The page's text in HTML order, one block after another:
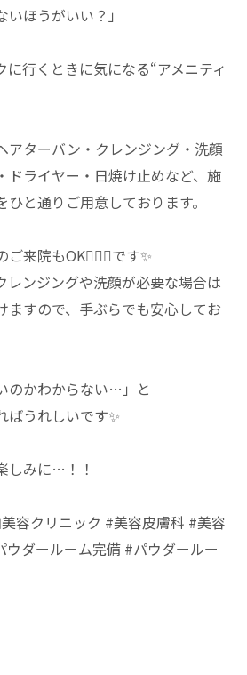
いほうがいい？」
に行くときに気になる“アメニティ
アターバン・クレンジング・洗顔
ドライヤー・日焼け止めなど、施
と通りご用意しております。
来院もOK🙆🏻‍♀️です✨
レンジングや洗顔が必要な場合は
ますので、手ぶらでも安心してお
のかわからない…」と
ばうれしいです✨
しみに…！！
容クリニック #美容皮膚科 #美容
ダールーム完備 #パウダールー